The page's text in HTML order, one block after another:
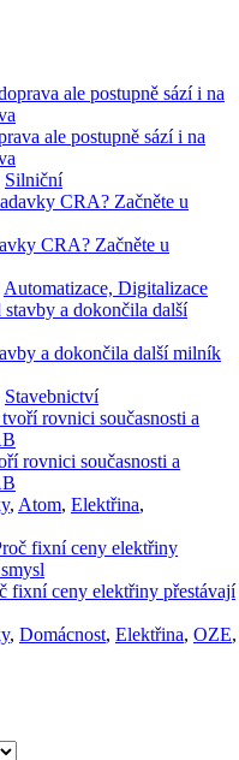
ale postupně sází i na
Silniční
CRA? Začněte u
Automatizace, Digitalizace
a dokončila další milník
Stavebnictví
rovnici současnosti a
, Atom, Elektřina,
fixní ceny elektřiny přestávají
, Domácnost, Elektřina, OZE,